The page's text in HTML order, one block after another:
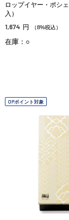
ロップイヤー・ポシ
入）
1,674 円 （8%税込）
在庫：○
OPポイント対象